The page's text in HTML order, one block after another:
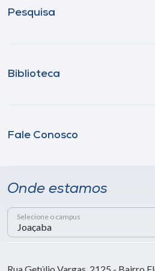
Pesquisa
Biblioteca
Fale Conosco
Onde estamos
Selecione o campus